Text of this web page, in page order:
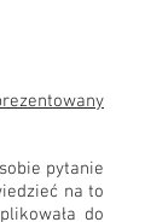
pytanie
na to
do